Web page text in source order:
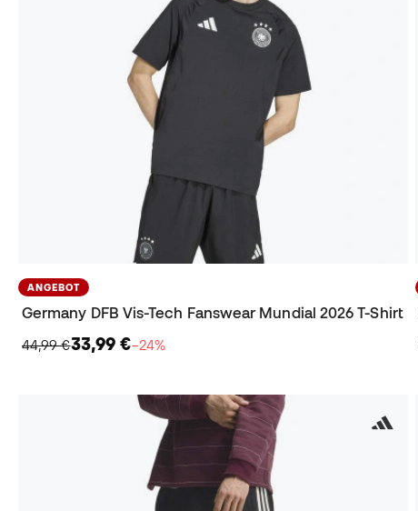
ANGEBOT
Germany DFB Vis-Tech Fanswear Mundial 2026 T-Shirt
44,99 €33,99 €−24%